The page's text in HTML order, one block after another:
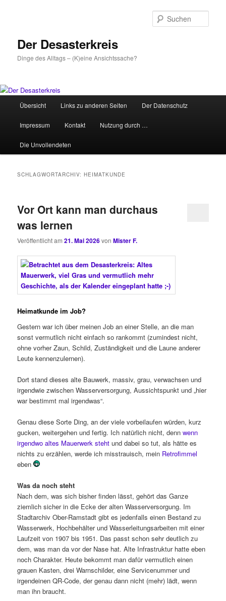
Der Desasterkreis
Dinge des Alltags – (K)eine Ansichtssache?
HauptmenüÜbersicht Links zu anderen Seiten Der Datenschutz
Impressum Kontakt Nutzung durch …
Die Unvollendeten
SCHLAGWORTARCHIV:HEIMATKUNDE
Vor Ort kann man durchaus
was lernen
Veröffentlicht am21. Mai 2026vonMister F.
Heimatkunde im Job?
Gestern war ich über meinen Job an einer Stelle, an die man
sonst vermutlich nicht einfach so rankommt (zumindest nicht,
ohne vorher Zaun, Schild, Zuständigkeit und die Laune anderer
Leute kennenzulernen).
Dort stand dieses alte Bauwerk, massiv, grau, verwachsen und
irgendwie zwischen Wasserversorgung, Aussichtspunkt und „hier
war bestimmt mal irgendwas“.
Genau diese Sorte Ding, an der viele vorbeilaufen würden, kurz
gucken, weitergehen und fertig. Ich natürlich nicht, dennwenn
irgendwo altes Mauerwerk steht und dabei so tut, als hätte es
nichts zu erzählen, werde ich misstrauisch, mein Retrofimmel
eben
Was da noch steht
Nach dem, was sich bisher finden lässt, gehört das Ganze
ziemlich sicher in die Ecke der alten Wasserversorgung. Im
Stadtarchiv Ober-Ramstadt gibt es jedenfalls einen Bestand zu
Wasserwerk, Hochbehälter und Wasserleitungsarbeiten mit einer
Laufzeit von 1907 bis 1951. Das passt schon sehr deutlich zu
dem, was man da vor der Nase hat. Alte Infrastruktur hatte eben
noch Charakter. Heute bekommt man dafür vermutlich einen
grauen Kasten, drei Warnschilder, eine Servicenummer und
irgendeinen QR-Code, der genau dann nicht (mehr) lädt, wenn
man ihn braucht.